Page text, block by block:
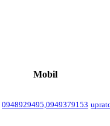
Mobil
0948929495,0949379153